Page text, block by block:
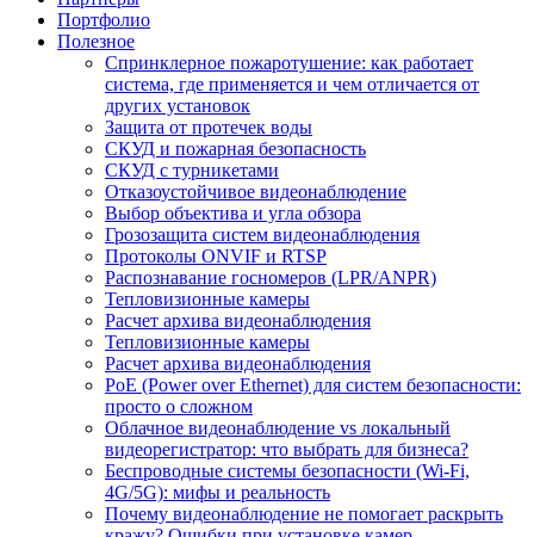
Портфолио
Полезное
Спринклерное пожаротушение: как работает
система, где применяется и чем отличается от
других установок
Защита от протечек воды
СКУД и пожарная безопасность
СКУД с турникетами
Отказоустойчивое видеонаблюдение
Выбор объектива и угла обзора
Грозозащита систем видеонаблюдения
Протоколы ONVIF и RTSP
Распознавание госномеров (LPR/ANPR)
Тепловизионные камеры
Расчет архива видеонаблюдения
Тепловизионные камеры
Расчет архива видеонаблюдения
PoE (Power over Ethernet) для систем безопасности:
просто о сложном
Облачное видеонаблюдение vs локальный
видеорегистратор: что выбрать для бизнеса?
Беспроводные системы безопасности (Wi-Fi,
4G/5G): мифы и реальность
Почему видеонаблюдение не помогает раскрыть